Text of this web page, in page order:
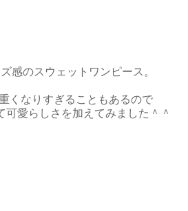
感のスウェットワンピース。
くなりすぎることもあるので
可愛らしさを加えてみました＾＾